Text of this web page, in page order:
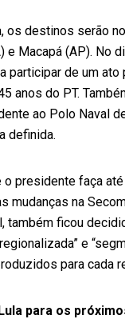
os destinos serão
e Macapá (AP). No
participar de um
anos do PT.
ao Polo Naval
definida.
o presidente faça
mudanças na
também ficou
e
para cada
para os